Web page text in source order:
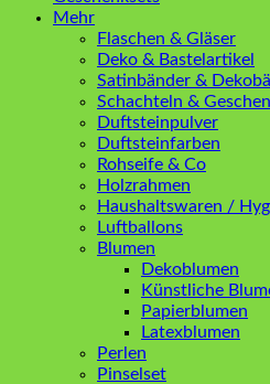
Mehr
Flaschen & Gläser
Deko & Bastelartikel
Satinbänder &
Schachteln &
Duftsteinpulver
Duftsteinfarben
Rohseife & Co
Holzrahmen
Haushaltswaren /
Luftballons
Blumen
Dekoblumen
Künstliche
Papierblumen
Latexblumen
Perlen
Pinselset